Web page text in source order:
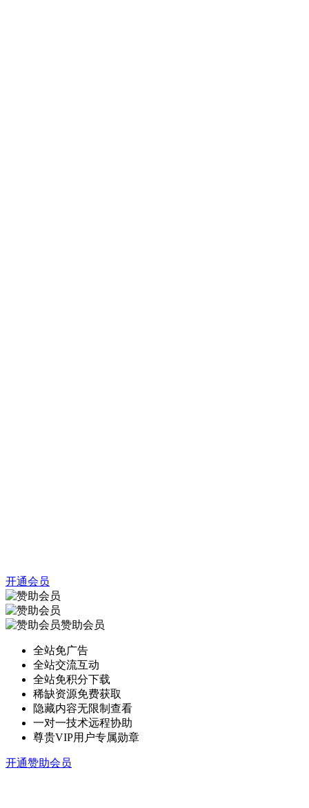
开通会员
赞助会员
全站免广告
全站交流互动
全站免积分下载
稀缺资源免费获取
隐藏内容无限制查看
一对一技术远程协助
尊贵VIP用户专属勋章
开通赞助会员